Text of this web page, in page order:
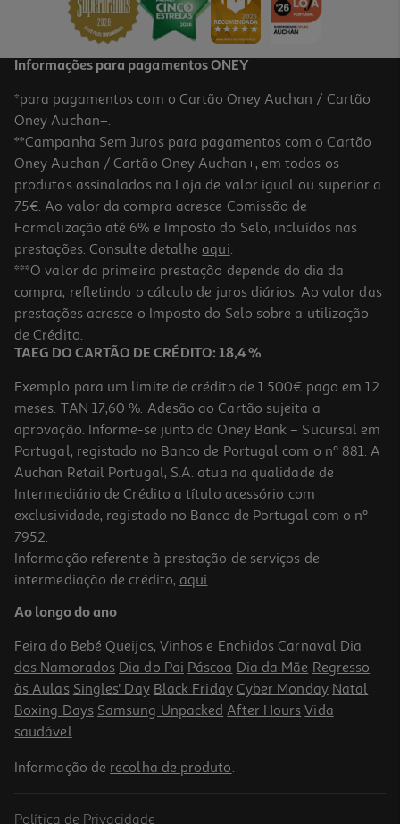
+0,10 € Depósito
Cerveja Sagres Branca Lata 0.33l (sdr)
1.94 €/Lt
0,64 €
Cerveja Top Beer Lata 0.33l
1.18 €/Lt
0,39 €
+0,10 € Depósito
Informações para pagamentos ONEY
*para pagamentos com o Cartão Oney Auchan / Cartão
Oney Auchan+.
**Campanha Sem Juros para pagamentos com o Cartão
Oney Auchan / Cartão Oney Auchan+, em todos os
produtos assinalados na Loja de valor igual ou superior a
75€. Ao valor da compra acresce Comissão de
Formalização até 6% e Imposto do Selo, incluídos nas
prestações. Consulte detalhe aqui.
***O valor da primeira prestação depende do dia da
compra, refletindo o cálculo de juros diários. Ao valor das
prestações acresce o Imposto do Selo sobre a utilização
de Crédito.
TAEG DO CARTÃO DE CRÉDITO: 18,4 %
Exemplo para um limite de crédito de 1.500€ pago em 12
meses. TAN 17,60 %. Adesão ao Cartão sujeita a
aprovação. Informe-se junto do Oney Bank – Sucursal em
Portugal, registado no Banco de Portugal com o nº 881. A
Auchan Retail Portugal, S.A. atua na qualidade de
Intermediário de Crédito a título acessório com
exclusividade, registado no Banco de Portugal com o nº
7952.
Informação referente à prestação de serviços de
intermediação de crédito, aqui.
Ao longo do ano
Feira do Bebé Queijos, Vinhos e Enchidos Carnaval Dia
dos Namorados Dia do Pai Páscoa Dia da Mãe Regresso
às Aulas Singles' Day Black Friday Cyber Monday Natal
Boxing Days Samsung Unpacked After Hours Vida
saudável
Informação de recolha de produto.
Política de Privacidade